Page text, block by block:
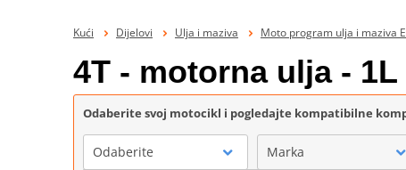
Kući Dijelovi Ulja i maziva Moto program ulja i maziva
4T - motorna ulja - 1L
Odaberite svoj motocikl i pogledajte kompatibilne
Odaberite Marka